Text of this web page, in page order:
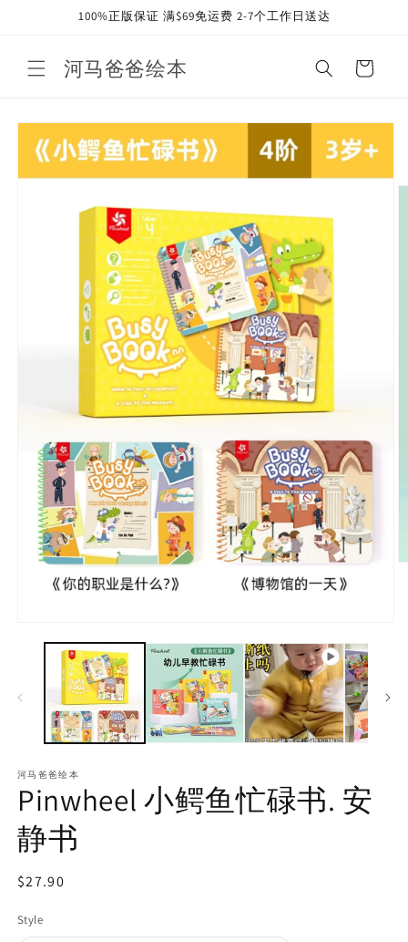
100%正版保证 满$69免运费 2-7个工作日送达
河马爸爸绘本 Cart
Skip to
product
information
河马爸爸绘本
Pinwheel 小鳄鱼忙碌书. 安
静书
Regular
$27.90
Style